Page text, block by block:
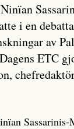
i en
av
ETC
Sassarinis-